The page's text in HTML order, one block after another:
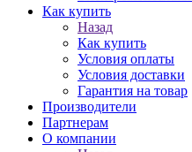
Как купить
Назад
Как купить
Условия оплаты
Условия доставки
Гарантия на товар
Производители
Партнерам
О компании